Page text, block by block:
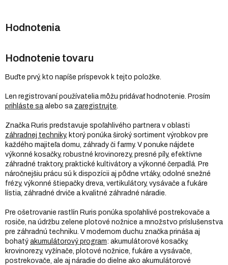
Hodnotenie tovaru
Buďte prvý, kto napíše príspevok k tejto položke.
Len registrovaní používatelia môžu pridávať hodnotenie. Prosím
prihláste sa alebo sa zaregistrujte
Značka Ruris predstavuje spoľahlivého partnera v oblasti
záhradnej techniky, ktorý ponúka široký sortiment výrobkov pre
každého majiteľa domu, záhrady či farmy. V ponuke nájdete
výkonné kosačky, robustné krovinorezy, presné píly, efektívne
záhradné traktory, praktické kultivátory a výkonné čerpadlá. Pre
náročnejšiu prácu sú k dispozícii aj pôdne vrtáky, odolné snežné
frézy, výkonné štiepačky dreva, vertikulátory, vysávače a fukáre
lístia, záhradné drviče a kvalitné záhradné náradie.
Pre ošetrovanie rastlín Ruris ponúka spoľahlivé postrekovače a
rosiče, na údržbu zelene plotové nožnice a množstvo príslušenstva
pre záhradnú techniku. V modernom duchu značka prináša aj
bohatý akumulátorový program: akumulátorové kosačky,
krovinorezy, vyžínače, plotové nožnice, fukáre a vysávače,
postrekovače, ale aj náradie do dielne ako akumulátorové